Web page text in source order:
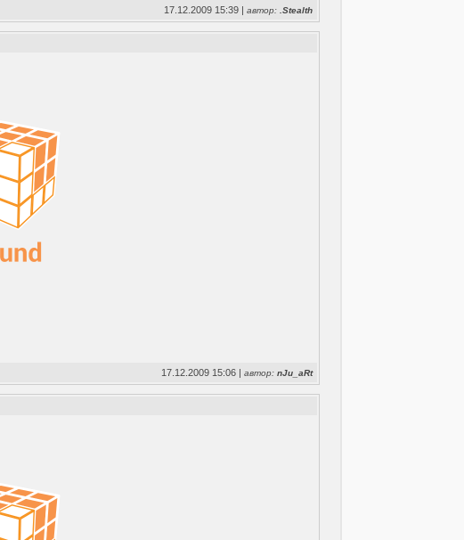
17.12.2009 15:39 |автор: .Stealth
17.12.2009 15:06 |автор:nJu_aRt